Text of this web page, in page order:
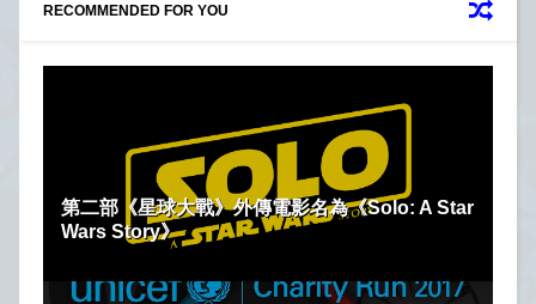
RECOMMENDED FOR YOU
第二部《星球大戰》外傳電影名為《Solo: A Star
Wars Story》